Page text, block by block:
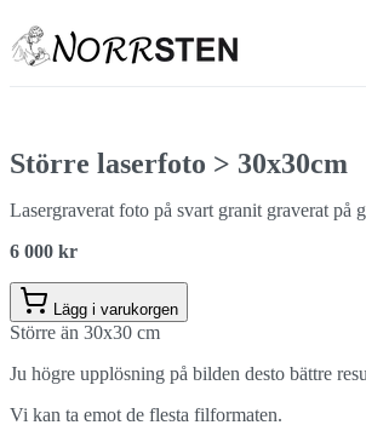
Större laserfoto > 30x30cm
Lasergraverat foto på svart granit graverat på
6 000 kr
Lägg i varukorgen
Större än 30x30 cm
Ju högre upplösning på bilden desto bättre
Vi kan ta emot de flesta filformaten.